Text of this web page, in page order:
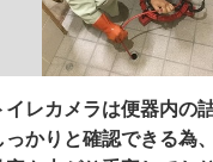
イレカメラは便器内の
っかりと確認できる為